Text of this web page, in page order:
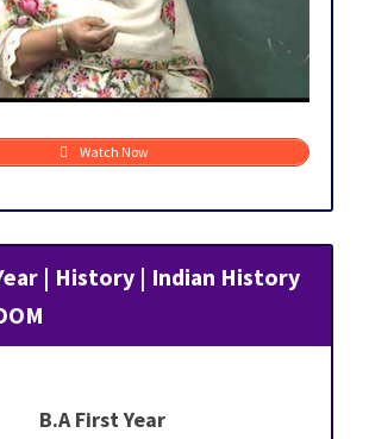
Watch Now
| History | Indian History
B.A First Year